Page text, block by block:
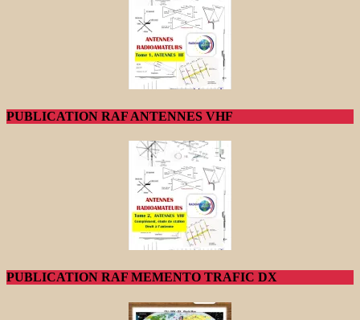
PUBLICATION RAF ANTENNES VHF
PUBLICATION RAF MEMENTO TRAFIC DX